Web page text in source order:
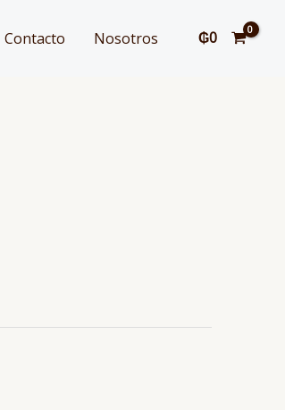
Contacto Nosotros ₲0